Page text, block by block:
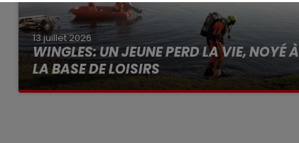
13 juillet 2026
WINGLES: UN JEUNE PERD LA VIE, NOYÉ À
LA BASE DE LOISIRS
La victime a coulé à pic